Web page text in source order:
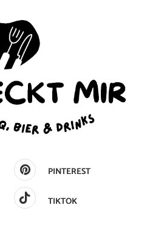
PINTEREST
TIKTOK